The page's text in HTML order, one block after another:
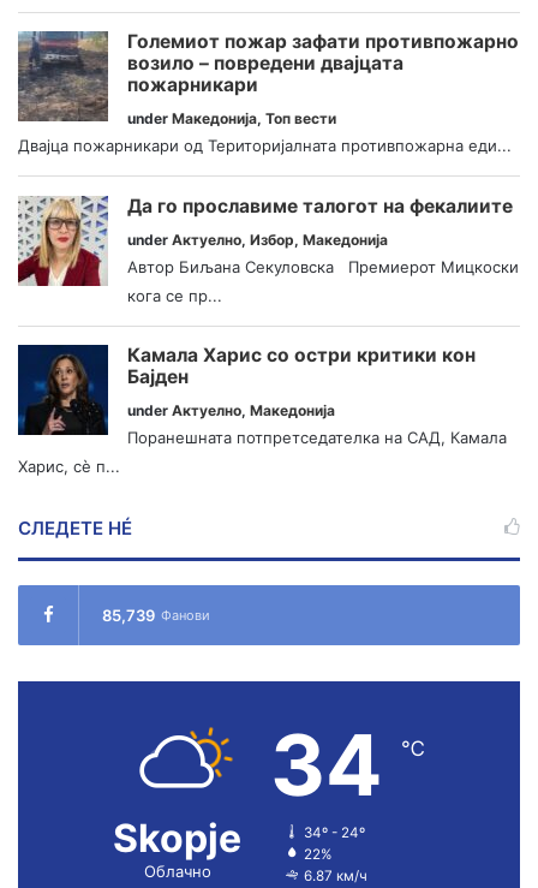
Големиот пожар зафати противпожарно
возило – повредени двајцата
пожарникари
under Македонија, Топ вести
Двајца пожарникари од Територијалната противпожарна еди...
Да го прославиме талогот на фекалиите
under Актуелно, Избор, Македонија
Автор Биљана Секуловска Премиерот Мицкоски
кога се пр...
Камала Харис со остри критики кон
Бајден
under Актуелно, Македонија
Поранешната потпретседателка на САД, Камала
Харис, сè п...
СЛЕДЕТЕ НÉ
85,739 Фанови
Skopje
Облачно
34 ℃
34º - 24º
22%
6.87 км/ч